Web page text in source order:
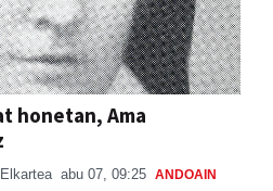
honetan, Ama
abu 07, 09:25 ANDOAIN